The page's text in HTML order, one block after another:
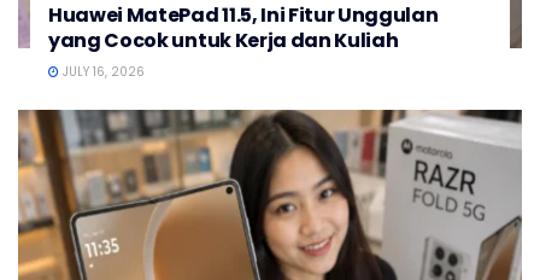
Huawei MatePad 11.5, Ini Fitur Unggulan
yang Cocok untuk Kerja dan Kuliah
JULY 16, 2026